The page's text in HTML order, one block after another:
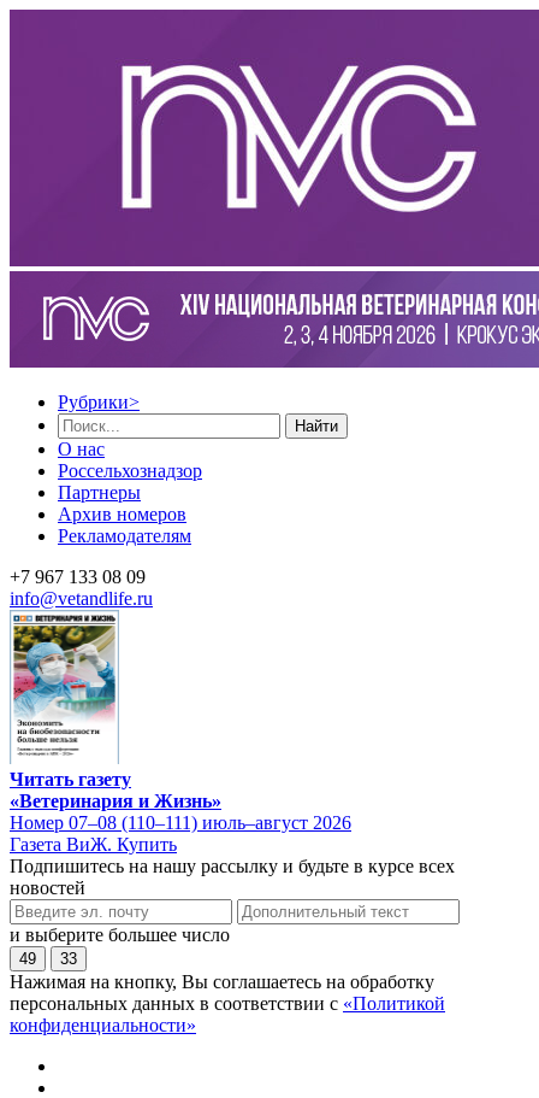
Рубрики>
Найти
О нас
Россельхознадзор
Партнеры
Архив номеров
Рекламодателям
+7 967 133 08 09
info@vetandlife.ru
Читать газету
«Ветеринария и Жизнь»
Номер 07–08 (110–111) июль–август 2026
Газета ВиЖ. Купить
Подпишитесь на нашу рассылку и будьте в курсе всех
новостей
и выберите большее число
49 33
Нажимая на кнопку, Вы соглашаетесь на обработку
персональных данных в соответствии с «Политикой
конфиденциальности»